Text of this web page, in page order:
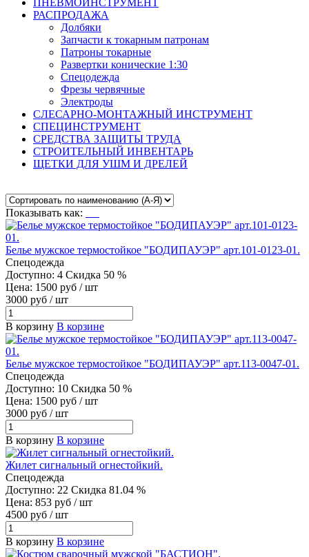
РАСПРОДАЖА
Долбяки
Запчасти к токарным патронам
Патроны токарные
Развертки конические 1:30
Спецодежда
Фрезы червячные
Электроды
СЛЕСАРНО-МОНТАЖНЫЙ ИНСТРУМЕНТ
СПЕЦИНСТРУМЕНТ
СРЕДСТВА ЗАЩИТЫ ТРУДА
СТРОИТЕЛЬНЫЙ ИНВЕНТАРЬ
ЩЕТКИ ДЛЯ УШМ И ДРЕЛЕЙ
Показывать как:
Белье мужское термостойкое "БОДИПАУЭР" арт.101-0123-01.
Спецодежда
Доступно: 4 Скидка 50 %
Цена: 1500 руб / шт
3000 руб / шт
В корзину В корзине
Белье мужское термостойкое "БОДИПАУЭР" арт.113-0047-01.
Спецодежда
Доступно: 10 Скидка 50 %
Цена: 1500 руб / шт
3000 руб / шт
В корзину В корзине
Жилет сигнальный огнестойкий.
Спецодежда
Доступно: 22 Скидка 81.04 %
Цена: 853 руб / шт
4500 руб / шт
В корзину В корзине